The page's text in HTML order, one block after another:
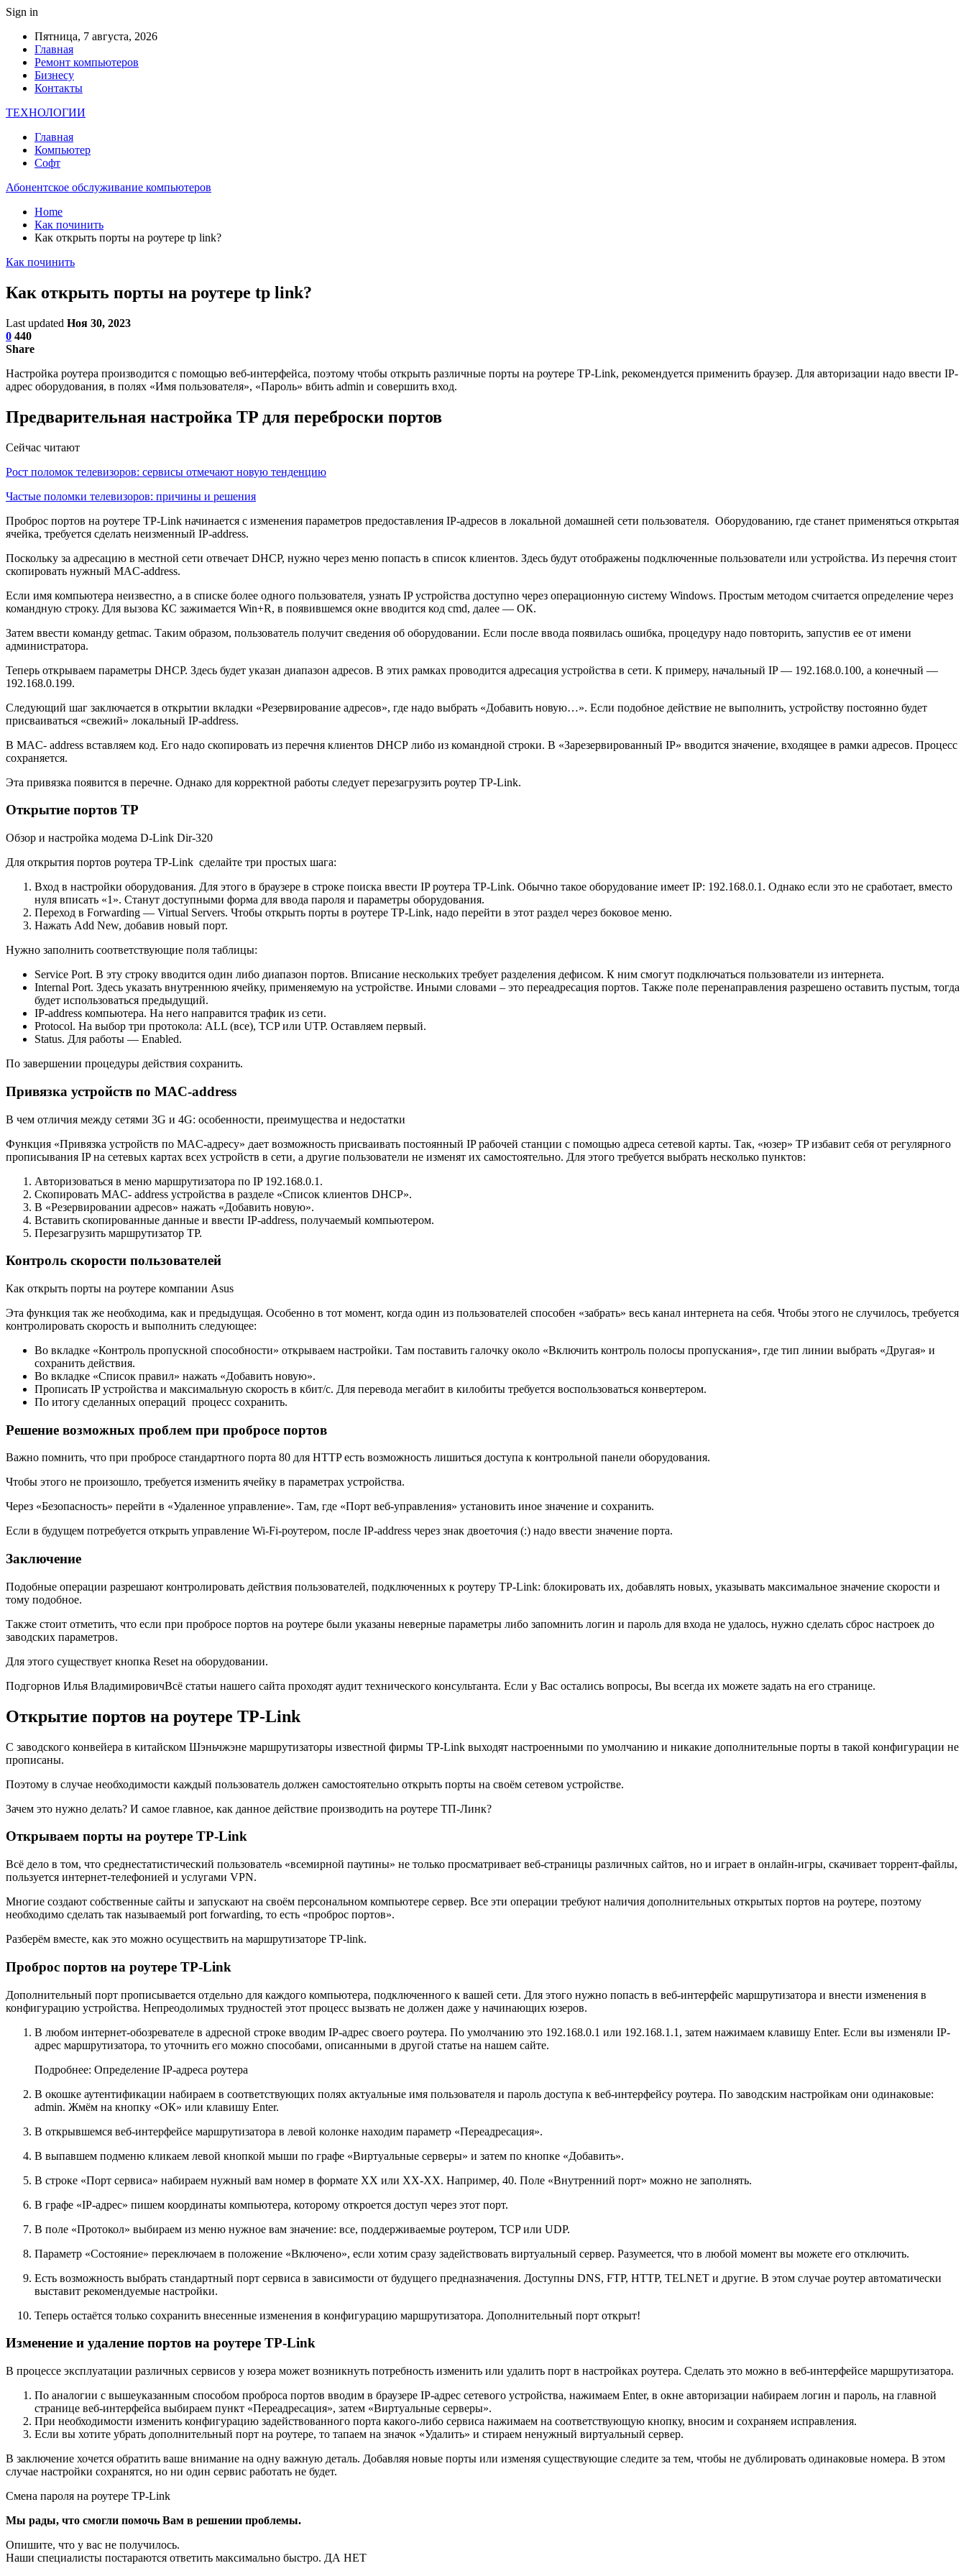
Sign in
Пятница, 7 августа, 2026
Главная
Ремонт компьютеров
Бизнесу
Контакты
ТЕХНОЛОГИИ
Главная
Компьютер
Софт
Абонентское обслуживание компьютеров
Home
Как починить
Как открыть порты на роутере tp link?
Как починить
Как открыть порты на роутере tp link?
Last updated Ноя 30, 2023
0 440
Share
Настройка роутера производится с помощью веб-интерфейса, поэтому чтобы открыть различные порты на роутере TP-Link, рекомендуется применить браузер. Для авторизации надо ввести IP-
адрес оборудования, в полях «Имя пользователя», «Пароль» вбить admin и совершить вход.
Предварительная настройка TP для переброски портов
Сейчас читают
Рост поломок телевизоров: сервисы отмечают новую тенденцию
Частые поломки телевизоров: причины и решения
Проброс портов на роутере TP-Link начинается с изменения параметров предоставления IP-адресов в локальной домашней сети пользователя. Оборудованию, где станет применяться открытая
ячейка, требуется сделать неизменный IP-address.
Поскольку за адресацию в местной сети отвечает DHCP, нужно через меню попасть в список клиентов. Здесь будут отображены подключенные пользователи или устройства. Из перечня стоит
скопировать нужный MAC-address.
Если имя компьютера неизвестно, а в списке более одного пользователя, узнать IP устройства доступно через операционную систему Windows. Простым методом считается определение через
командную строку. Для вызова КС зажимается Win+R, в появившемся окне вводится код cmd, далее — ОК.
Затем ввести команду getmac. Таким образом, пользователь получит сведения об оборудовании. Если после ввода появилась ошибка, процедуру надо повторить, запустив ее от имени
администратора.
Теперь открываем параметры DHCP. Здесь будет указан диапазон адресов. В этих рамках проводится адресация устройства в сети. К примеру, начальный IP — 192.168.0.100, а конечный —
192.168.0.199.
Следующий шаг заключается в открытии вкладки «Резервирование адресов», где надо выбрать «Добавить новую…». Если подобное действие не выполнить, устройству постоянно будет
присваиваться «свежий» локальный IP-address.
В MAC- address вставляем код. Его надо скопировать из перечня клиентов DHCP либо из командной строки. В «Зарезервированный IP» вводится значение, входящее в рамки адресов. Процесс
сохраняется.
Эта привязка появится в перечне. Однако для корректной работы следует перезагрузить роутер TP-Link.
Открытие портов TP
Обзор и настройка модема D-Link Dir-320
Для открытия портов роутера TP-Link сделайте три простых шага:
Вход в настройки оборудования. Для этого в браузере в строке поиска ввести IP роутера TP-Link. Обычно такое оборудование имеет IP: 192.168.0.1. Однако если это не сработает, вместо
нуля вписать «1». Станут доступными форма для ввода пароля и параметры оборудования.
Переход в Forwarding — Virtual Servers. Чтобы открыть порты в роутере TP-Link, надо перейти в этот раздел через боковое меню.
Нажать Add New, добавив новый порт.
Нужно заполнить соответствующие поля таблицы:
Service Port. В эту строку вводится один либо диапазон портов. Вписание нескольких требует разделения дефисом. К ним смогут подключаться пользователи из интернета.
Internal Port. Здесь указать внутреннюю ячейку, применяемую на устройстве. Иными словами – это переадресация портов. Также поле перенаправления разрешено оставить пустым, тогда
будет использоваться предыдущий.
IP-address компьютера. На него направится трафик из сети.
Protocol. На выбор три протокола: ALL (все), TCP или UTP. Оставляем первый.
Status. Для работы — Enabled.
По завершении процедуры действия сохранить.
Привязка устройств по MAC-address
В чем отличия между сетями 3G и 4G: особенности, преимущества и недостатки
Функция «Привязка устройств по MAC-адресу» дает возможность присваивать постоянный IP рабочей станции с помощью адреса сетевой карты. Так, «юзер» TP избавит себя от регулярного
прописывания IP на сетевых картах всех устройств в сети, а другие пользователи не изменят их самостоятельно. Для этого требуется выбрать несколько пунктов:
Авторизоваться в меню маршрутизатора по IP 192.168.0.1.
Скопировать MAC- address устройства в разделе «Список клиентов DHCP».
В «Резервировании адресов» нажать «Добавить новую».
Вставить скопированные данные и ввести IP-address, получаемый компьютером.
Перезагрузить маршрутизатор TP.
Контроль скорости пользователей
Как открыть порты на роутере компании Asus
Эта функция так же необходима, как и предыдущая. Особенно в тот момент, когда один из пользователей способен «забрать» весь канал интернета на себя. Чтобы этого не случилось, требуется
контролировать скорость и выполнить следующее:
Во вкладке «Контроль пропускной способности» открываем настройки. Там поставить галочку около «Включить контроль полосы пропускания», где тип линии выбрать «Другая» и
сохранить действия.
Во вкладке «Список правил» нажать «Добавить новую».
Прописать IP устройства и максимальную скорость в кбит/с. Для перевода мегабит в килобиты требуется воспользоваться конвертером.
По итогу сделанных операций процесс сохранить.
Решение возможных проблем при пробросе портов
Важно помнить, что при пробросе стандартного порта 80 для HTTP есть возможность лишиться доступа к контрольной панели оборудования.
Чтобы этого не произошло, требуется изменить ячейку в параметрах устройства.
Через «Безопасность» перейти в «Удаленное управление». Там, где «Порт веб-управления» установить иное значение и сохранить.
Если в будущем потребуется открыть управление Wi-Fi-роутером, после IP-address через знак двоеточия (:) надо ввести значение порта.
Заключение
Подобные операции разрешают контролировать действия пользователей, подключенных к роутеру TP-Link: блокировать их, добавлять новых, указывать максимальное значение скорости и
тому подобное.
Также стоит отметить, что если при пробросе портов на роутере были указаны неверные параметры либо запомнить логин и пароль для входа не удалось, нужно сделать сброс настроек до
заводских параметров.
Для этого существует кнопка Reset на оборудовании.
Подгорнов Илья ВладимировичВсё статьи нашего сайта проходят аудит технического консультанта. Если у Вас остались вопросы, Вы всегда их можете задать на его странице.
Открытие портов на роутере TP-Link
С заводского конвейера в китайском Шэньчжэне маршрутизаторы известной фирмы TP-Link выходят настроенными по умолчанию и никакие дополнительные порты в такой конфигурации не
прописаны.
Поэтому в случае необходимости каждый пользователь должен самостоятельно открыть порты на своём сетевом устройстве.
Зачем это нужно делать? И самое главное, как данное действие производить на роутере ТП-Линк?
Открываем порты на роутере TP-Link
Всё дело в том, что среднестатистический пользователь «всемирной паутины» не только просматривает веб-страницы различных сайтов, но и играет в онлайн-игры, скачивает торрент-файлы,
пользуется интернет-телефонией и услугами VPN.
Многие создают собственные сайты и запускают на своём персональном компьютере сервер. Все эти операции требуют наличия дополнительных открытых портов на роутере, поэтому
необходимо сделать так называемый port forwarding, то есть «проброс портов».
Разберём вместе, как это можно осуществить на маршрутизаторе TP-link.
Проброс портов на роутере TP-Link
Дополнительный порт прописывается отдельно для каждого компьютера, подключенного к вашей сети. Для этого нужно попасть в веб-интерфейс маршрутизатора и внести изменения в
конфигурацию устройства. Непреодолимых трудностей этот процесс вызвать не должен даже у начинающих юзеров.
В любом интернет-обозревателе в адресной строке вводим IP-адрес своего роутера. По умолчанию это 192.168.0.1 или 192.168.1.1, затем нажимаем клавишу Enter. Если вы изменяли IP-
адрес маршрутизатора, то уточнить его можно способами, описанными в другой статье на нашем сайте.
Подробнее: Определение IP-адреса роутера
В окошке аутентификации набираем в соответствующих полях актуальные имя пользователя и пароль доступа к веб-интерфейсу роутера. По заводским настройкам они одинаковые:
admin. Жмём на кнопку «ОК» или клавишу Enter.
В открывшемся веб-интерфейсе маршрутизатора в левой колонке находим параметр «Переадресация».
В выпавшем подменю кликаем левой кнопкой мыши по графе «Виртуальные серверы» и затем по кнопке «Добавить».
В строке «Порт сервиса» набираем нужный вам номер в формате XX или XX-XX. Например, 40. Поле «Внутренний порт» можно не заполнять.
В графе «IP-адрес» пишем координаты компьютера, которому откроется доступ через этот порт.
В поле «Протокол» выбираем из меню нужное вам значение: все, поддерживаемые роутером, TCP или UDP.
Параметр «Состояние» переключаем в положение «Включено», если хотим сразу задействовать виртуальный сервер. Разумеется, что в любой момент вы можете его отключить.
Есть возможность выбрать стандартный порт сервиса в зависимости от будущего предназначения. Доступны DNS, FTP, HTTP, TELNET и другие. В этом случае роутер автоматически
выставит рекомендуемые настройки.
Теперь остаётся только сохранить внесенные изменения в конфигурацию маршрутизатора. Дополнительный порт открыт!
Изменение и удаление портов на роутере TP-Link
В процессе эксплуатации различных сервисов у юзера может возникнуть потребность изменить или удалить порт в настройках роутера. Сделать это можно в веб-интерфейсе маршрутизатора.
По аналогии с вышеуказанным способом проброса портов вводим в браузере IP-адрес сетевого устройства, нажимаем Enter, в окне авторизации набираем логин и пароль, на главной
странице веб-интерфейса выбираем пункт «Переадресация», затем «Виртуальные серверы».
При необходимости изменить конфигурацию задействованного порта какого-либо сервиса нажимаем на соответствующую кнопку, вносим и сохраняем исправления.
Если вы хотите убрать дополнительный порт на роутере, то тапаем на значок «Удалить» и стираем ненужный виртуальный сервер.
В заключение хочется обратить ваше внимание на одну важную деталь. Добавляя новые порты или изменяя существующие следите за тем, чтобы не дублировать одинаковые номера. В этом
случае настройки сохранятся, но ни один сервис работать не будет.
Смена пароля на роутере TP-Link
Мы рады, что смогли помочь Вам в решении проблемы.
Опишите, что у вас не получилось.
Наши специалисты постараются ответить максимально быстро. ДА НЕТ